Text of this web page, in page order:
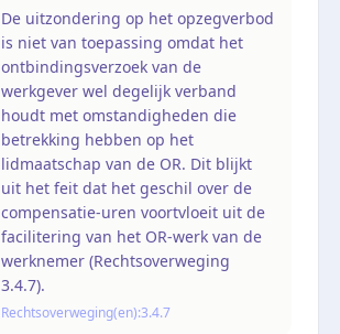
De uitzondering op het opzegverbod
is niet van toepassing omdat het
ontbindingsverzoek van de
werkgever wel degelijk verband
houdt met omstandigheden die
betrekking hebben op het
lidmaatschap van de OR. Dit blijkt
uit het feit dat het geschil over de
compensatie-uren voortvloeit uit de
facilitering van het OR-werk van de
werknemer (Rechtsoverweging
3.4.7).
Rechtsoverweging(en):3.4.7